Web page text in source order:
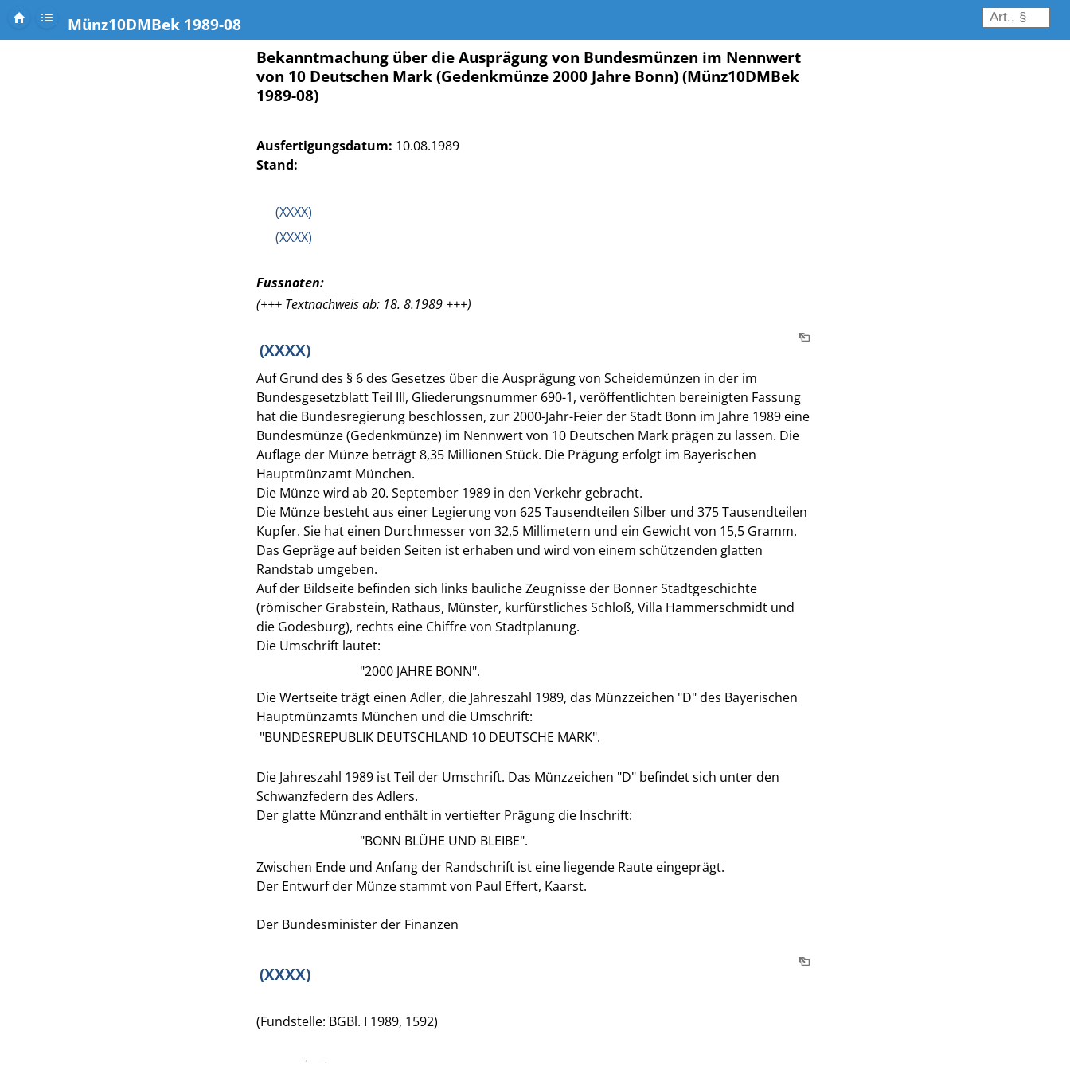
Münz10DMBek 1989-08
Bekanntmachung über die Ausprägung von Bundesmünzen im Nennwert
von 10 Deutschen Mark (Gedenkmünze 2000 Jahre Bonn) (Münz10DMBek
1989-08)
Ausfertigungsdatum: 10.08.1989
Stand:
(XXXX)
(XXXX)
Fussnoten:
(+++ Textnachweis ab: 18. 8.1989 +++)
(XXXX)
Auf Grund des § 6 des Gesetzes über die Ausprägung von Scheidemünzen in der im
Bundesgesetzblatt Teil III, Gliederungsnummer 690-1, veröffentlichten bereinigten Fassung
hat die Bundesregierung beschlossen, zur 2000-Jahr-Feier der Stadt Bonn im Jahre 1989 eine
Bundesmünze (Gedenkmünze) im Nennwert von 10 Deutschen Mark prägen zu lassen. Die
Auflage der Münze beträgt 8,35 Millionen Stück. Die Prägung erfolgt im Bayerischen
Hauptmünzamt München.
Die Münze wird ab 20. September 1989 in den Verkehr gebracht.
Die Münze besteht aus einer Legierung von 625 Tausendteilen Silber und 375 Tausendteilen
Kupfer. Sie hat einen Durchmesser von 32,5 Millimetern und ein Gewicht von 15,5 Gramm.
Das Gepräge auf beiden Seiten ist erhaben und wird von einem schützenden glatten
Randstab umgeben.
Auf der Bildseite befinden sich links bauliche Zeugnisse der Bonner Stadtgeschichte
(römischer Grabstein, Rathaus, Münster, kurfürstliches Schloß, Villa Hammerschmidt und
die Godesburg), rechts eine Chiffre von Stadtplanung.
Die Umschrift lautet:
"2000 JAHRE BONN".
Die Wertseite trägt einen Adler, die Jahreszahl 1989, das Münzzeichen "D" des Bayerischen
Hauptmünzamts München und die Umschrift:
"BUNDESREPUBLIK DEUTSCHLAND 10 DEUTSCHE MARK".
Die Jahreszahl 1989 ist Teil der Umschrift. Das Münzzeichen "D" befindet sich unter den
Schwanzfedern des Adlers.
Der glatte Münzrand enthält in vertiefter Prägung die Inschrift:
"BONN BLÜHE UND BLEIBE".
Zwischen Ende und Anfang der Randschrift ist eine liegende Raute eingeprägt.
Der Entwurf der Münze stammt von Paul Effert, Kaarst.
Der Bundesminister der Finanzen
(XXXX)
(Fundstelle: BGBl. I 1989, 1592)